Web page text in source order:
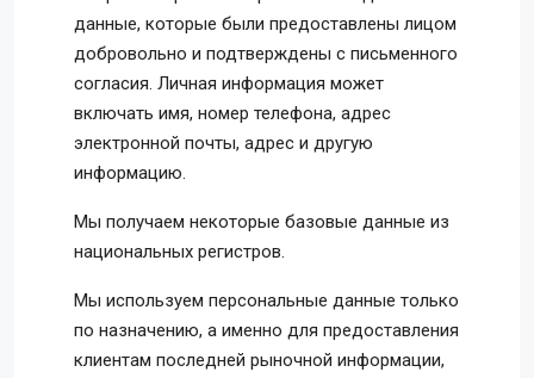
данные, которые были предоставлены лицом
добровольно и подтверждены с письменного
согласия. Личная информация может
включать имя, номер телефона, адрес
электронной почты, адрес и другую
информацию.
Мы получаем некоторые базовые данные из
национальных регистров.
Мы используем персональные данные только
по назначению, а именно для предоставления
клиентам последней рыночной информации,